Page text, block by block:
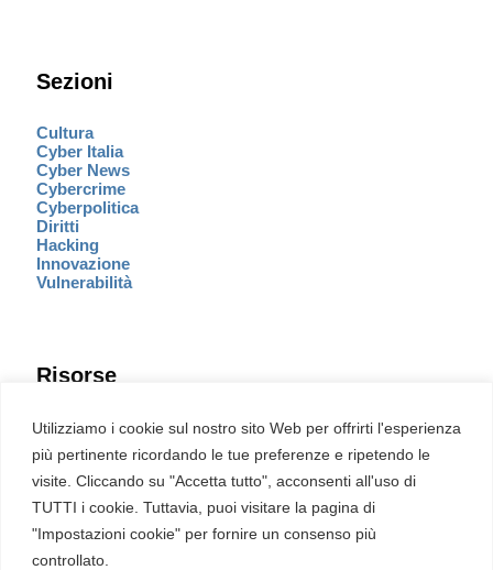
Utilizziamo i cookie sul nostro sito Web per offrirti l'esperienza
più pertinente ricordando le tue preferenze e ripetendo le
visite. Cliccando su "Accetta tutto", acconsenti all'uso di
TUTTI i cookie. Tuttavia, puoi visitare la pagina di
"Impostazioni cookie" per fornire un consenso più
controllato.
Sezioni
Cultura
Cyber Italia
Cyber News
Cybercrime
Cyberpolitica
Diritti
Hacking
Innovazione
Vulnerabilità
Risorse
Eventi
Fumetto Cyber
Newsletter
Servizi
Pubblicità
English
Ultime CVE critiche